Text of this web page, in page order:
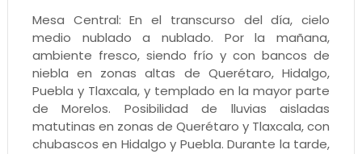
Mesa Central: En el transcurso del día, cielo
medio nublado a nublado. Por la mañana,
ambiente fresco, siendo frío y con bancos de
niebla en zonas altas de Querétaro, Hidalgo,
Puebla y Tlaxcala, y templado en la mayor parte
de Morelos. Posibilidad de lluvias aisladas
matutinas en zonas de Querétaro y Tlaxcala, con
chubascos en Hidalgo y Puebla. Durante la tarde,